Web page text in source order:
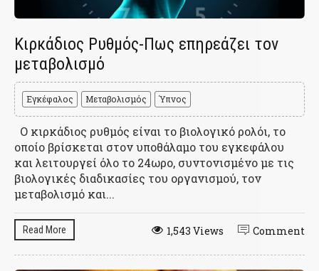
Κιρκάδιος Ρυθμός-Πως επηρεάζει τον
μεταβολισμό
Εγκέφαλος Μεταβολισμός Ύπνος
Ο κιρκάδιος ρυθμός είναι το βιολογικό ρολόι, το
οποίο βρίσκεται στον υποθάλαμο του εγκεφάλου
και λειτουργεί όλο το 24ωρο, συντονισμένο με τις
βιολογικές διαδικασίες του οργανισμού, τον
μεταβολισμό και...
Read More Comment
1,543 Views